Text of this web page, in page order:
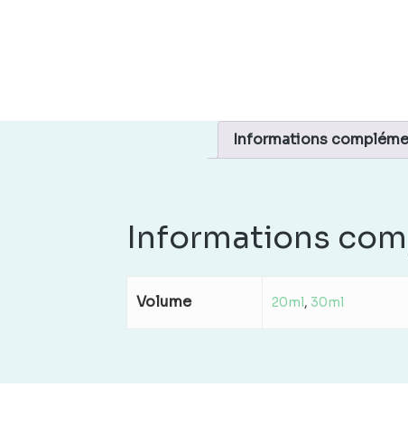
Informations
Informations
Volume 20ml, 30ml